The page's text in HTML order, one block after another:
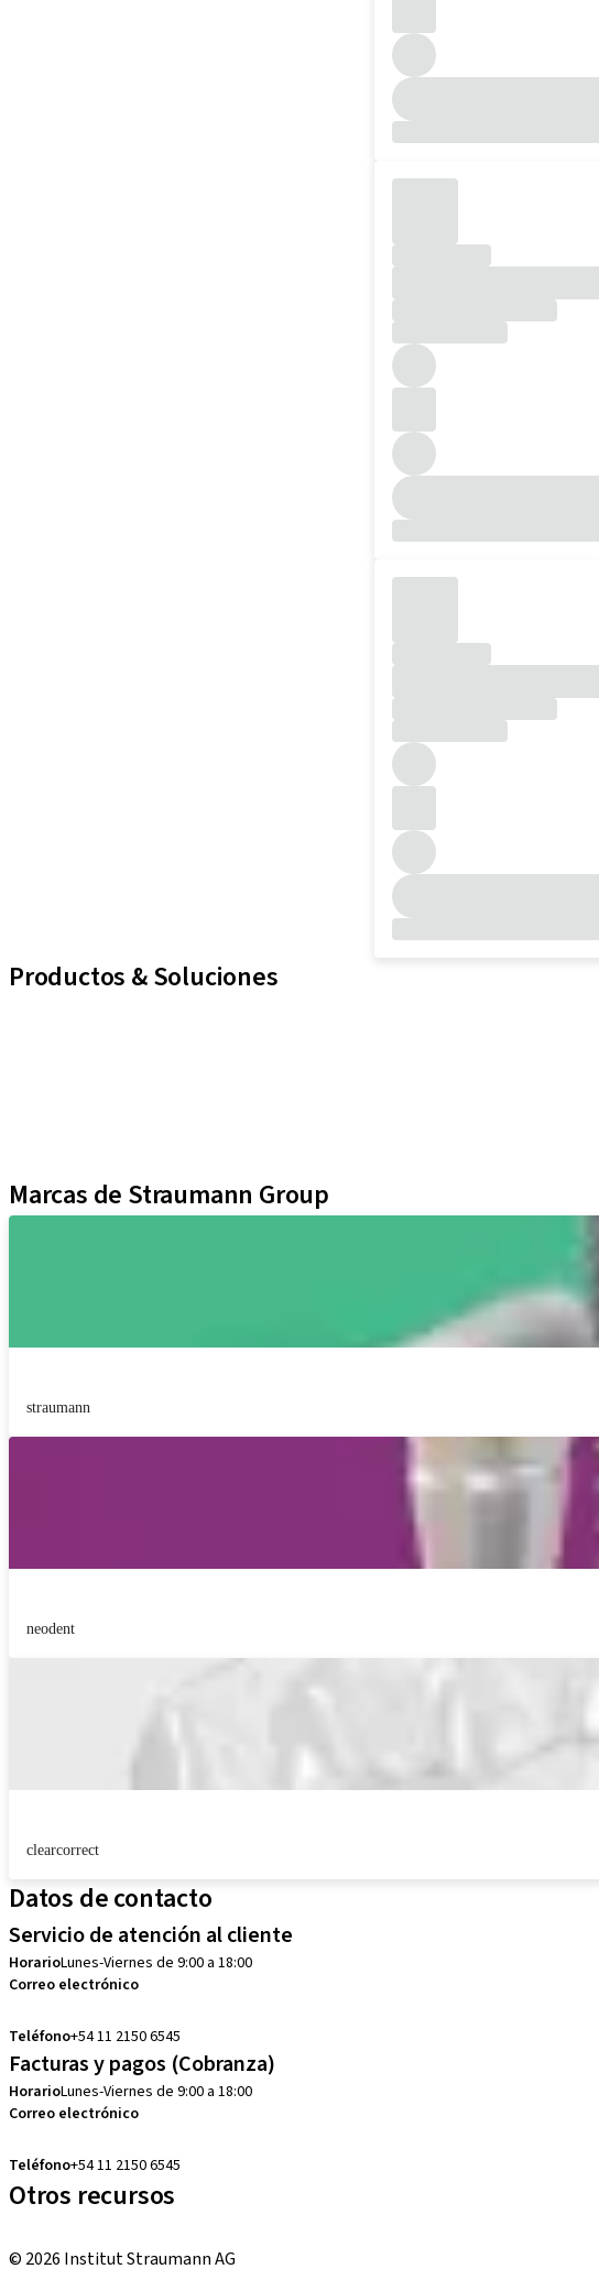
Productos & Soluciones
Marcas de Straumann Group
straumann
neodent
clearcorrect
Datos de contacto
Servicio de atención al cliente
HorarioLunes-Viernes de 9:00 a 18:00
Correo electrónico
Teléfono+54 11 2150 6545
Facturas y pagos (Cobranza)
HorarioLunes-Viernes de 9:00 a 18:00
Correo electrónico
Teléfono+54 11 2150 6545
Otros recursos
© 2026 Institut Straumann AG